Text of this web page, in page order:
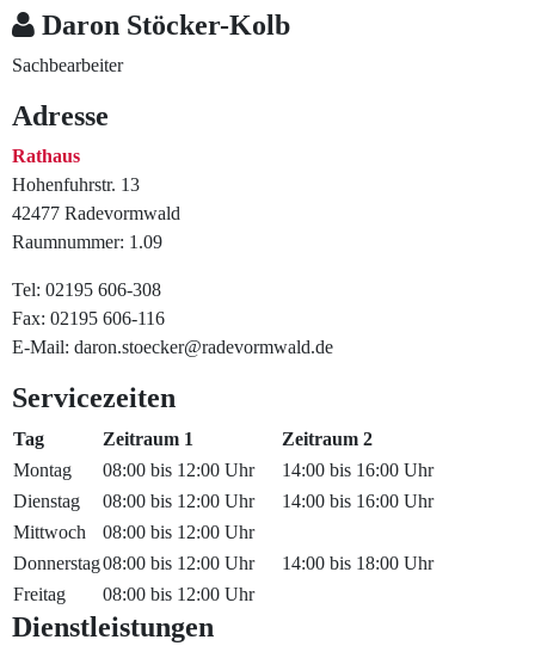
Daron Stöcker-Kolb
Sachbearbeiter
Adresse
Rathaus
Hohenfuhrstr. 13
42477 Radevormwald
Raumnummer: 1.09
Tel: 02195 606-308
Fax: 02195 606-116
E-Mail: daron.stoecker@radevormwald.de
Servicezeiten
Tag Zeitraum 1
Zeitraum 2
Montag
08:00 bis 12:00 Uhr
14:00 bis 16:00 Uhr
Dienstag
08:00 bis 12:00 Uhr
14:00 bis 16:00 Uhr
Mittwoch
08:00 bis 12:00 Uhr
Donnerstag08:00 bis 12:00 Uhr
14:00 bis 18:00 Uhr
Freitag
08:00 bis 12:00 Uhr
Dienstleistungen